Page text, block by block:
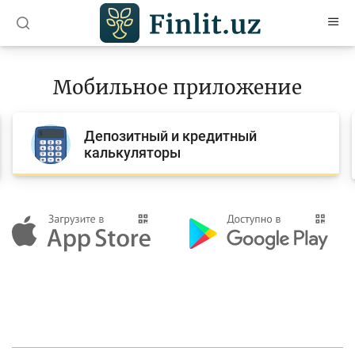
Учебные материалы
Проекты
Депозитный и кредитный калькуляторы
Мобильное приложение
Депозитный и кредитный
калькуляторы